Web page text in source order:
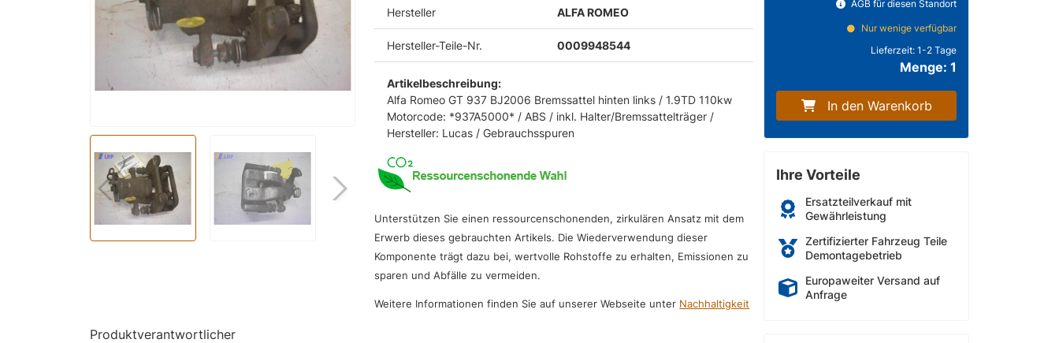
Hersteller ALFA ROMEO
Hersteller-Teile-Nr. 0009948544
Artikelbeschreibung:
Alfa Romeo GT 937 BJ2006 Bremssattel hinten links / 1.9TD 110kw
Motorcode: *937A5000* / ABS / inkl. Halter/Bremssattelträger /
Hersteller: Lucas / Gebrauchsspuren
Unterstützen Sie einen ressourcenschonenden, zirkulären Ansatz mit dem
Erwerb dieses gebrauchten Artikels. Die Wiederverwendung dieser
Komponente trägt dazu bei, wertvolle Rohstoffe zu erhalten, Emissionen zu
sparen und Abfälle zu vermeiden.
Weitere Informationen finden Sie auf unserer Webseite unter Nachhaltigkeit
Produktverantwortlicher
AGB für diesen Standort
Nur wenige verfügbar
Lieferzeit: 1-2 Tage
Menge: 1
In den Warenkorb
Ihre Vorteile
Ersatzteilverkauf mit
Gewährleistung
Zertifizierter Fahrzeug Teile
Demontagebetrieb
Europaweiter Versand auf
Anfrage